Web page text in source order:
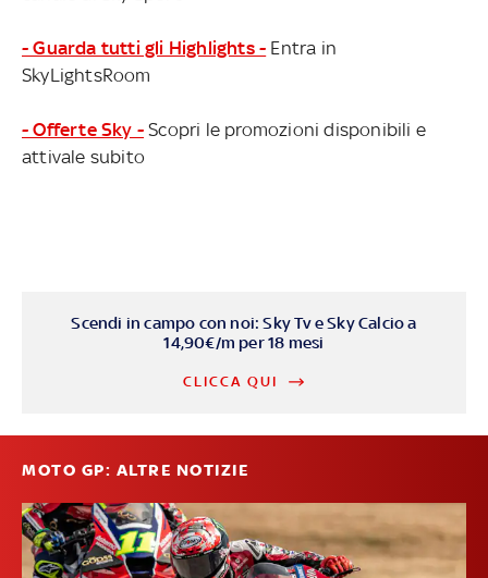
- Guarda tutti gli Highlights - Entra in
SkyLightsRoom
- Offerte Sky - Scopri le promozioni disponibili e
attivale subito
Scendi in campo con noi: Sky Tv e Sky Calcio a
14,90€/m per 18 mesi
CLICCA QUI
MOTO GP: ALTRE NOTIZIE